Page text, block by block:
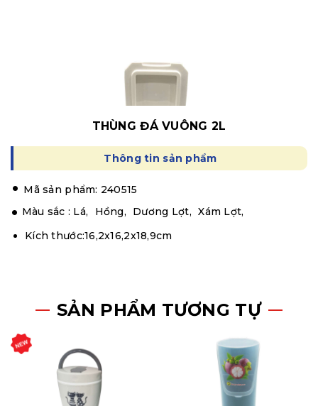
THÙNG ĐÁ VUÔNG 2L
Thông tin sản phẩm
Mã sản phẩm: 240515
. Màu sắc : Lá, Hồng, Dương Lợt, Xám Lợt,
Kích thước:16,2x16,2x18,9cm
SẢN PHẨM TƯƠNG TỰ